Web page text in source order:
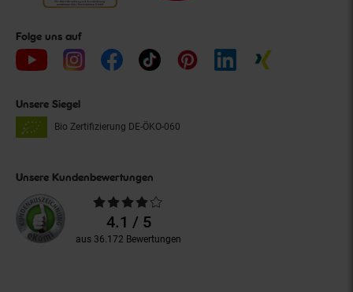
Folge uns auf
Unsere Siegel
Bio Zertifizierung DE-ÖKO-060
Unsere Kundenbewertungen
Durchschnittliche
Bewertungen4.1 / 5
aus 36.172 Bewertungen